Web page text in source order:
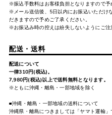
※振込手数料はお客様負担となりますので予
※メール送信後、5日以内にお振込いただけ
だきますので予めご了承ください。
※お振込み時の控えは紛失しないようにご注
配送・送料
配送について
一律310円(税込)。
7,980円(税込)以上で送料無料となります。
※ともに沖縄・離島・一部地域を除く
■沖縄・離島・一部地域の送料について
沖縄県・離島につきましては「ヤマト運輸